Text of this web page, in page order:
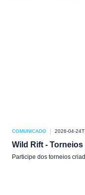
COMUNICADO 2026-04-
Wild Rift - Torneios
Participe dos torneios